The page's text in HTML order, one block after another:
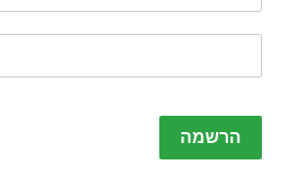
Please
leave